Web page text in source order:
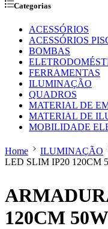
Categorias
ACESSÓRIOS
ACESSÓRIOS
BOMBAS
FERRAMENTAS
ILUMINAÇÃO
QUADROS
MATERIAL DE
MATERIAL DE
MOBILIDADE
Home ILUMINAÇÃO
LED SLIM IP20 120CM
120CM